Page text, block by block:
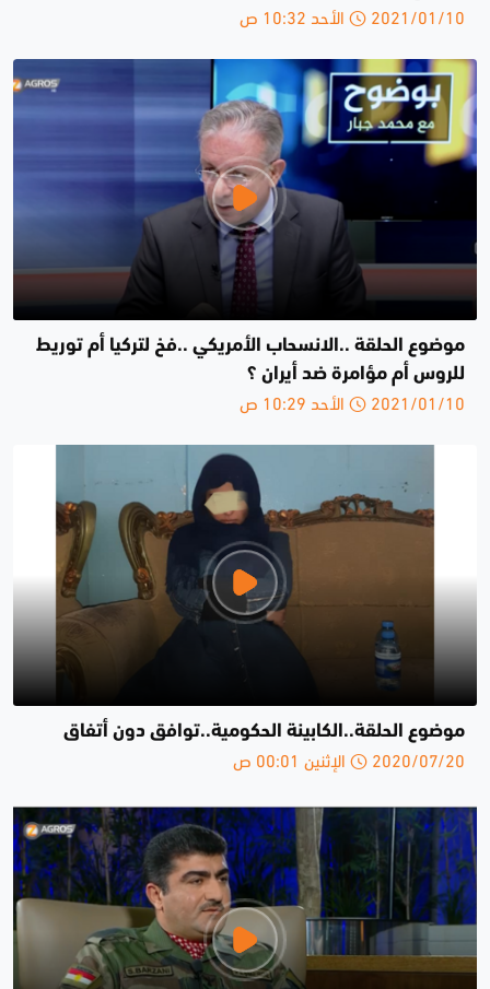
2021/01/10 الأحد 10:32 ص
موضوع الحلقة ..الانسحاب الأمريكي ..فخ لتركيا أم توريط
للروس أم مؤامرة ضد أيران ؟
2021/01/10 الأحد 10:29 ص
موضوع الحلقة..الكابينة الحكومية..توافق دون أتفاق
2020/07/20 الإثنين 00:01 ص